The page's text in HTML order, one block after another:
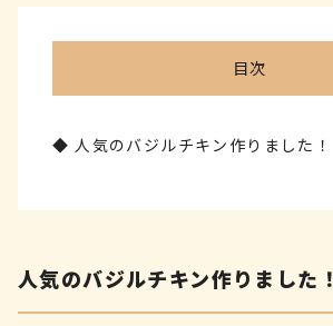
目次
人気のバジルチキン作りました！
人気のバジルチキン作りました！